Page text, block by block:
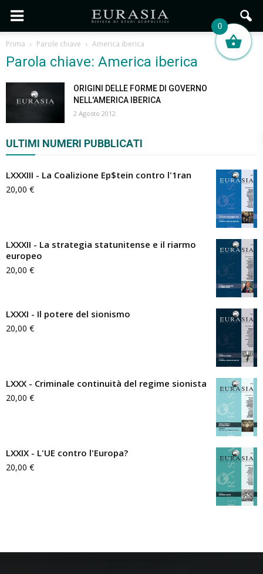
Prima Parole chiave America iberica
Parola chiave: America iberica
ORIGINI DELLE FORME DI GOVERNO
NELL'AMERICA IBERICA
2 Agosto 2012
ULTIMI NUMERI PUBBLICATI
LXXXIII - La Coalizione Ep$tein contro l'1ran
20,00 €
LXXXII - La strategia statunitense e il riarmo
europeo
20,00 €
LXXXI - Il potere del sionismo
20,00 €
LXXX - Criminale continuità del regime sionista
20,00 €
LXXIX - L'UE contro l'Europa?
20,00 €
0